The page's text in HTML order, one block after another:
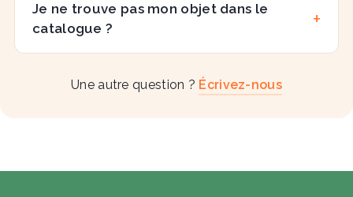
Je ne trouve pas mon objet dans le
catalogue ?
Une autre question ? Écrivez-nous